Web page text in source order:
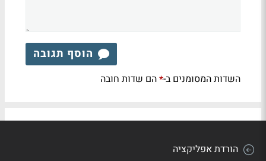
הוסף תגובה
השדות המסומנים ב-*הם שדות חובה
הורדת אפליקציה